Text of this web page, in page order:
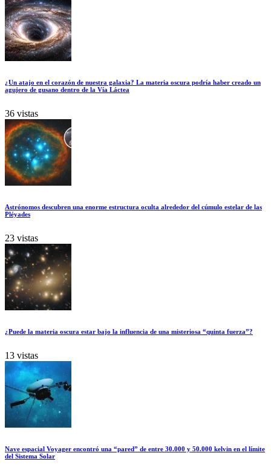
¿Un atajo en el corazón de nuestra galaxia? La materia oscura podría haber creado un
agujero de gusano dentro de la Vía Láctea
36 vistas
Astrónomos descubren una enorme estructura oculta alrededor del cúmulo estelar de las
Pléyades
23 vistas
¿Puede la materia oscura estar bajo la influencia de una misteriosa “quinta fuerza”?
13 vistas
Nave espacial Voyager encontró una “pared” de entre 30.000 y 50.000 kelvin en el límite
del Sistema Solar